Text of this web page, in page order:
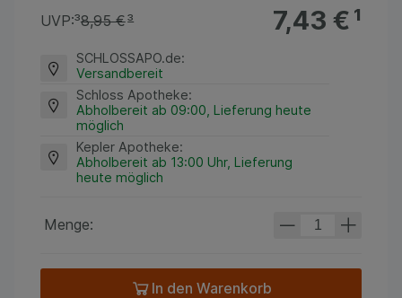
7,43 €¹
UVP:³8,95 €³
SCHLOSSAPO.de:
Versandbereit
Schloss Apotheke:
Abholbereit ab 09:00, Lieferung heute
möglich
Kepler Apotheke:
Abholbereit ab 13:00 Uhr, Lieferung
heute möglich
Menge:
In den Warenkorb